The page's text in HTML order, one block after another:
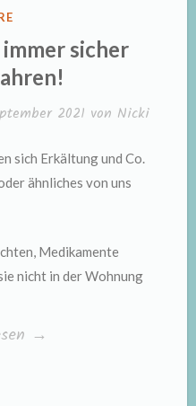
sicher
2021 von Nicki
sich Erkältung und Co.
ähnliches von uns
Medikamente
nicht in der Wohnung
→